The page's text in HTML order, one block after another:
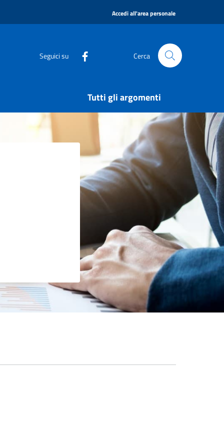
Accedi all'area personale
Seguici su Cerca
Tutti gli argomenti